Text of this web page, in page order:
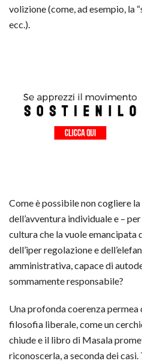
volizione (come, ad esempio, la
ecc.).
Come è possibile non cogliere
dell’avventura individuale e –
cultura che la vuole
dell’iper regolazione e
amministrativa, capace di
sommamente responsabile?
Una profonda coerenza
filosofia liberale, come un
chiude e il libro di Masala
riconoscerla, a seconda dei casi.